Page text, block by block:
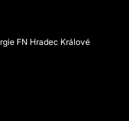
FN Hradec Králové